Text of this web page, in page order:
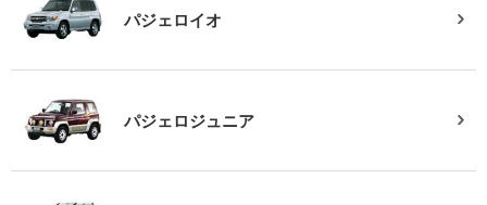
パジェロイオ
パジェロジュニア